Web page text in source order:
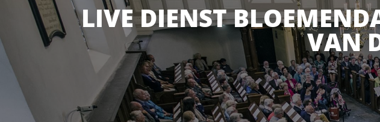
LIVE DIENST
VAN